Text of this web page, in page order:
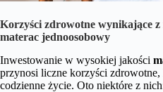
Korzyści zdrowotne wynikające
materac jednoosobowy
Inwestowanie w wysokiej jakości
przynosi liczne korzyści zdrowotne,
codzienne życie. Oto niektóre z